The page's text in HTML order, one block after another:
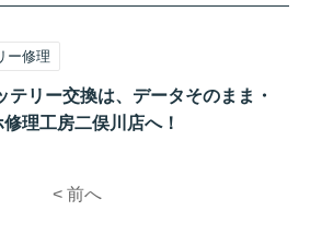
ー修理
リー交換は、データそのまま・
理工房二俣川店へ！
< 前へ